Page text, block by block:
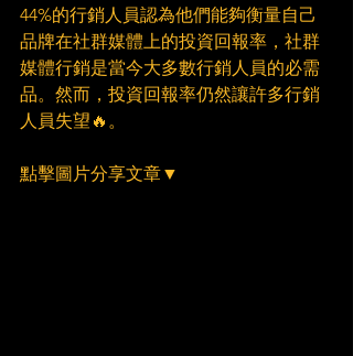
44%的行銷人員認為他們能夠衡量自己
品牌在社群媒體上的投資回報率，社群
媒體行銷是當今大多數行銷人員的必需
品。然而，投資回報率仍然讓許多行銷
人員失望🔥。
點擊圖片分享文章▼